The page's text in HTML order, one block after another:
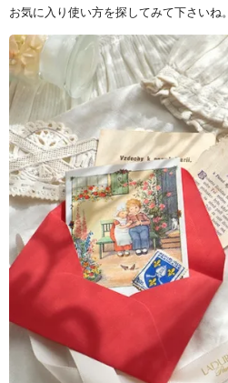
お気に入り使い方を探してみて下さいね。